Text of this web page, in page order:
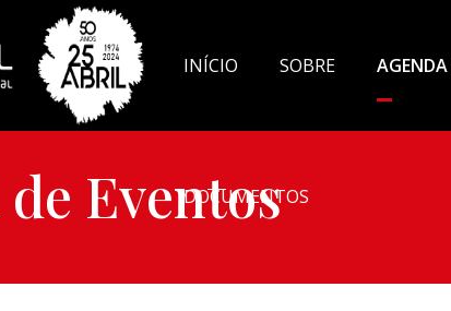
INÍCIO SOBRE AGENDA
DOCUMENTOS
Eventos